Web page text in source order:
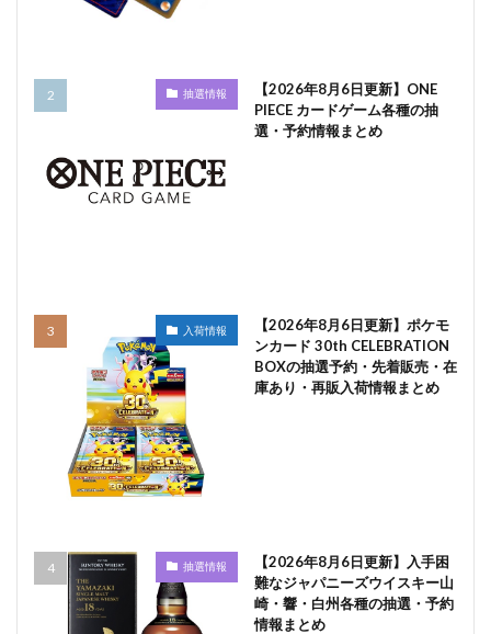
抽選情報
【2026年8月6日更新】ONE
PIECE カードゲーム各種の抽
選・予約情報まとめ
入荷情報
【2026年8月6日更新】ポケモ
ンカード 30th CELEBRATION
BOXの抽選予約・先着販売・在
庫あり・再販入荷情報まとめ
抽選情報
【2026年8月6日更新】入手困
難なジャパニーズウイスキー山
崎・響・白州各種の抽選・予約
情報まとめ